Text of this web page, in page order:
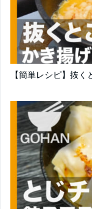
【簡単レシピ】抜